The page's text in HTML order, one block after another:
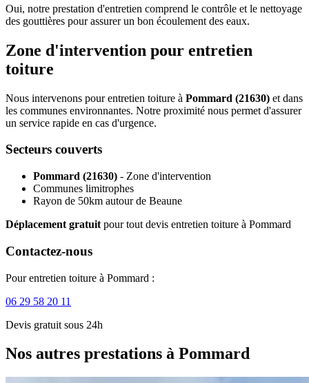
Oui, notre prestation d'entretien comprend le contrôle et le nettoyage
des gouttières pour assurer un bon écoulement des eaux.
Zone d'intervention pour entretien
toiture
Nous intervenons pour entretien toiture à Pommard (21630) et dans
les communes environnantes. Notre proximité nous permet d'assurer
un service rapide en cas d'urgence.
Secteurs couverts
Pommard (21630) - Zone d'intervention
Communes limitrophes
Rayon de 50km autour de Beaune
Déplacement gratuit pour tout devis entretien toiture à Pommard
Contactez-nous
Pour entretien toiture à Pommard :
06 29 58 20 11
Devis gratuit sous 24h
Nos autres prestations à Pommard